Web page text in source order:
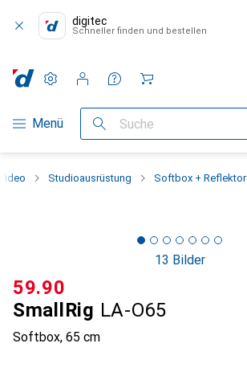
digitec
Schneller finden und bestellen
Navigation nach Kategorien
Menü Suche
Einstellungen
Kundenkonto
Vergleichslisten
Merklisten
Warenkorb
Studioausrüstung Softbox + Reflektor
13 Bilder
SmallRig LA-O65
Softbox, 65 cm
CHF
59.90